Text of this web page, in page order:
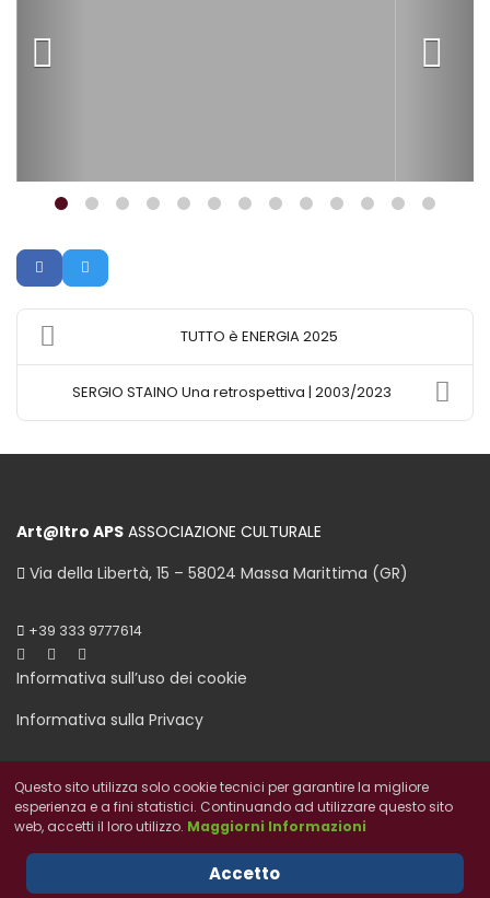
TUTTO è ENERGIA 2025
SERGIO STAINO Una retrospettiva | 2003/2023
Art@ltro APS ASSOCIAZIONE CULTURALE
Via della Libertà, 15 – 58024 Massa Marittima (GR)
+39 333 9777614
Informativa sull’uso dei cookie
Informativa sulla Privacy
Designed By Maremma in Festa
Questo sito utilizza solo cookie tecnici per garantire la migliore
esperienza e a fini statistici. Continuando ad utilizzare questo sito
web, accetti il loro utilizzo. Maggiorni Informazioni
Accetto